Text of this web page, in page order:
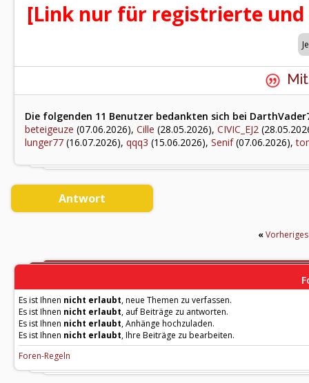
[Link nur für registrierte
Die folgenden 11 Benutzer bedankten sich bei
beteigeuze (07.06.2026), Cille (28.05.2026), CIVIC_EJ2
lunger77 (16.07.2026), qqq3 (15.06.2026), Senif(07.06.2026),
Antwort
«
Es ist Ihnen nicht erlaubt, neue Themen zu verfassen.
Es ist Ihnen nicht erlaubt, auf Beiträge zu antworten.
Es ist Ihnen nicht erlaubt, Anhänge hochzuladen.
Es ist Ihnen nicht erlaubt, Ihre Beiträge zu bearbeiten.
Foren-Regeln